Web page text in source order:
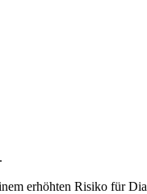
erhöhten Risiko für